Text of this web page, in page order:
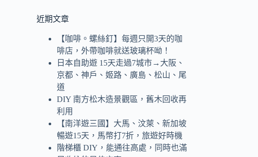
近期文章
【咖啡。螺絲釘】每週只開3天的咖
啡店，外帶咖啡就送玻璃杯呦！
日本自助遊 15天走過7城市→大阪、
京都、神戶、姬路、廣島、松山、尾
道
DIY 南方松木造景觀區，舊木回收再
利用
【南洋遊三國】大馬、汶萊、新加坡
暢遊15天，馬幣打7折，旅遊好時機
階梯櫃 DIY，能通往高處，同時也滿